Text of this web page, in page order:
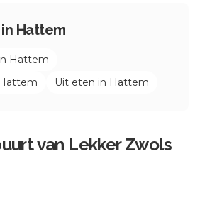
Hattem
Hattem
Hattem Uit eten in Hattem
van Lekker Zwols